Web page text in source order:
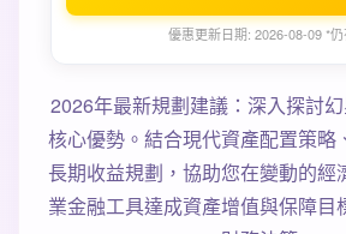
優惠更新日期: 2026-08-09 *
2026年最新規劃建議：深入探討
核心優勢。結合現代資產配置策略
長期收益規劃，協助您在變動的經
業金融工具達成資產增值與保障目